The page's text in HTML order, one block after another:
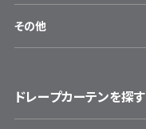
その他
ドレープカーテンを探す